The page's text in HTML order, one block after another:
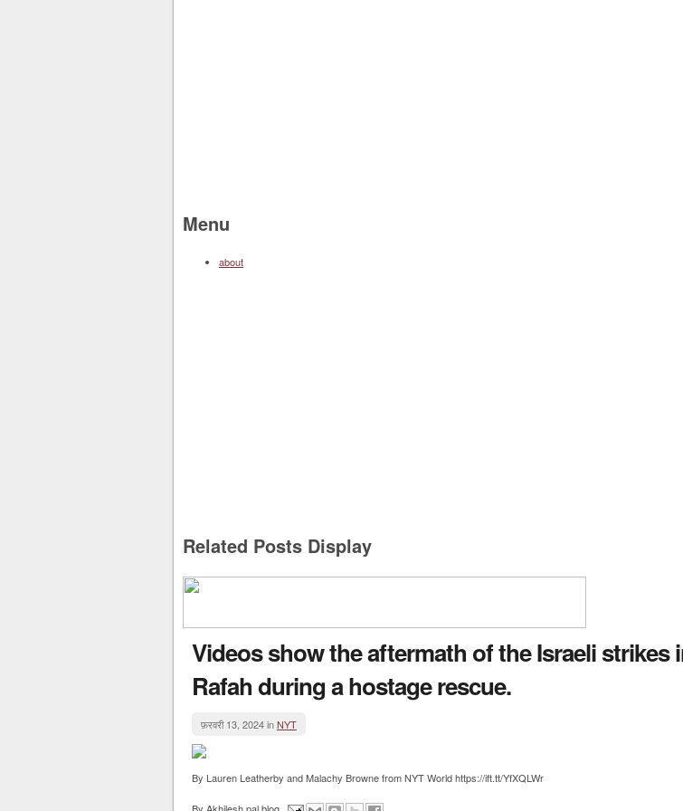
Menu
about
Related Posts Display
Videos show the aftermath of the Israeli strikes
Rafah during a hostage rescue.
फ़रवरी 13, 2024 inNYT
By Lauren Leatherby and Malachy Browne from NYT World https://ift.tt/YfXQLWr